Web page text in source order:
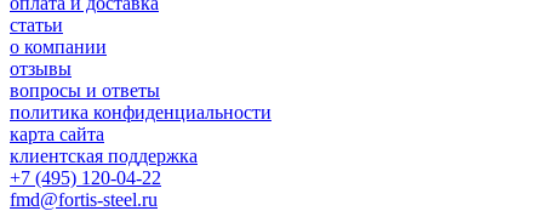
статьи
о компании
отзывы
вопросы и ответы
политика конфиденциальности
карта сайта
клиентская поддержка
+7 (495) 120-04-22
fmd@fortis-steel.ru